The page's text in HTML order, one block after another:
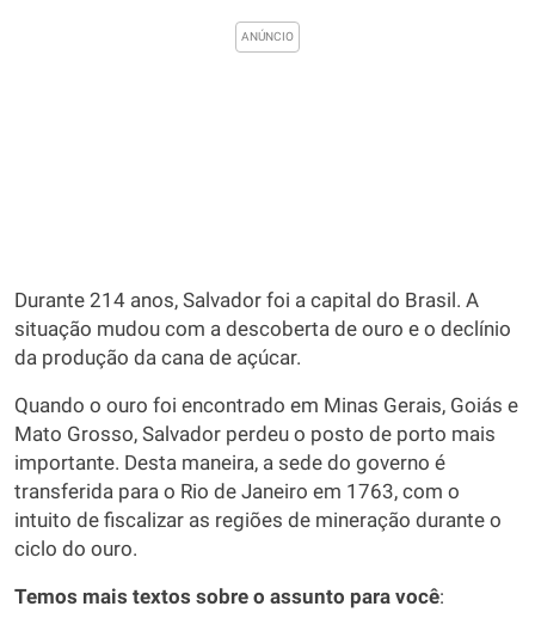
Durante 214 anos, Salvador foi a capital do Brasil. A
situação mudou com a descoberta de ouro e o declínio
da produção da cana de açúcar.
Quando o ouro foi encontrado em Minas Gerais, Goiás e
Mato Grosso, Salvador perdeu o posto de porto mais
importante. Desta maneira, a sede do governo é
transferida para o Rio de Janeiro em 1763, com o
intuito de fiscalizar as regiões de mineração durante o
ciclo do ouro.
Temos mais textos sobre o assunto para você: